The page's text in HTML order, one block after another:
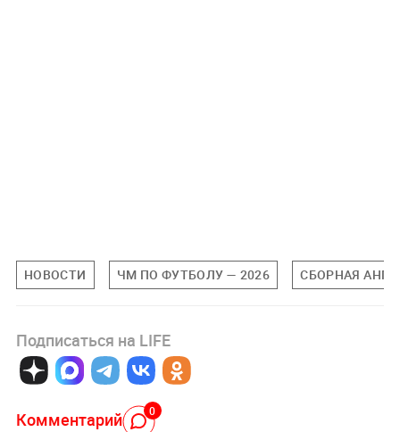
НОВОСТИ ЧМ ПО ФУТБОЛУ — 2026 СБОРНАЯ
Подписаться на LIFE
Комментарий 0